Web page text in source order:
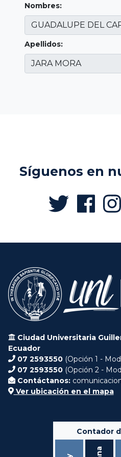
Nombres:
Apellidos:
Síguenos en
Ciudad Universitaria
Ecuador
07 2593550 (Opción 1 -
07 2593550 (Opción 2 -
Contáctanos:
Ver ubicación en el mapa
Contador